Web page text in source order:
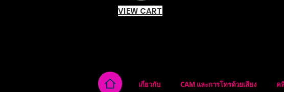
VIEW CART
เกี่ยวกับ CAM และการโทรด้วยเสียง ค